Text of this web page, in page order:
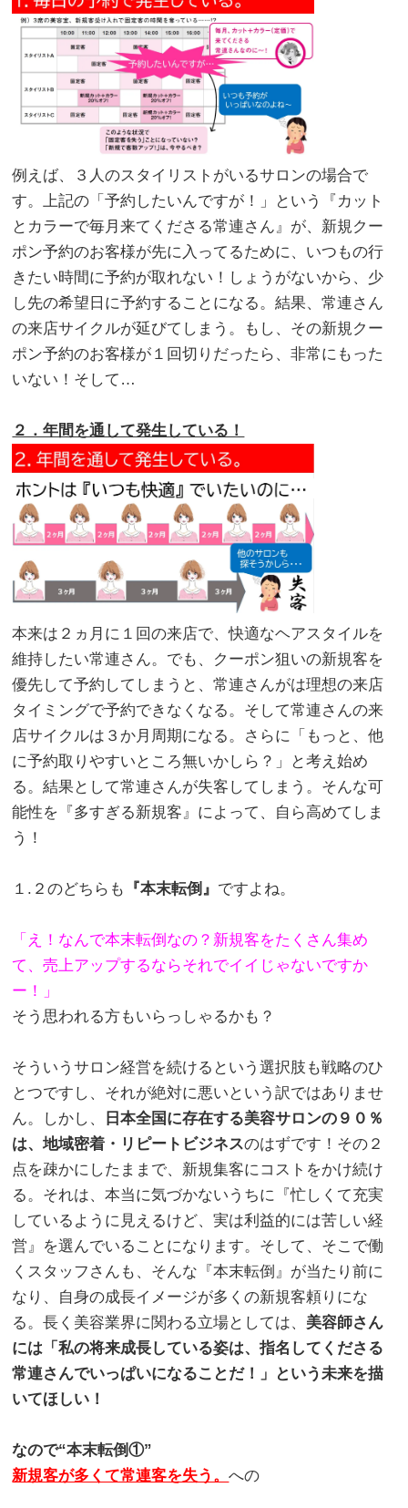
例えば、３人のスタイリストがいるサロンの場合で
す。上記の「予約したいんですが！」という『カット
とカラーで毎月来てくださる常連さん』が、新規クー
ポン予約のお客様が先に入ってるために、いつもの行
きたい時間に予約が取れない！しょうがないから、少
し先の希望日に予約することになる。結果、常連さん
の来店サイクルが延びてしまう。もし、その新規クー
ポン予約のお客様が１回切りだったら、非常にもった
いない！そして…
２．年間を通して発生している！
本来は２ヵ月に１回の来店で、快適なヘアスタイルを
維持したい常連さん。でも、クーポン狙いの新規客を
優先して予約してしまうと、常連さんがは理想の来店
タイミングで予約できなくなる。そして常連さんの来
店サイクルは３か月周期になる。さらに「もっと、他
に予約取りやすいところ無いかしら？」と考え始め
る。結果として常連さんが失客してしまう。そんな可
能性を『多すぎる新規客』によって、自ら高めてしま
う！
１.２のどちらも
『本末転倒』 ですよね。
「え！なんで本末転倒なの？新規客をたくさん集め
て、売上アップするならそれでイイじゃないですか
ー！」
そう思われる方もいらっしゃるかも？
そういうサロン経営を続けるという選択肢も戦略のひ
とつですし、それが絶対に悪いという訳ではありませ
ん。しかし、
日本全国に存在する美容サロンの９０％
は、地域密着・リピートビジネスのはずです！その２
点を疎かにしたままで、新規集客にコストをかけ続け
る。それは、本当に気づかないうちに『忙しくて充実
しているように見えるけど、実は利益的には苦しい経
営』を選んでいることになります。そして、そこで働
くスタッフさんも、そんな『本末転倒』が当たり前に
なり、自身の成長イメージが多くの新規客頼りにな
る。長く美容業界に関わる立場としては、 美容師さん
には「私の将来成長している姿は、指名してくださる
常連さんでいっぱいになることだ！」という未来を描
いてほしい！
なので“本末転倒①”
新規客が多くて常連客を失う。への